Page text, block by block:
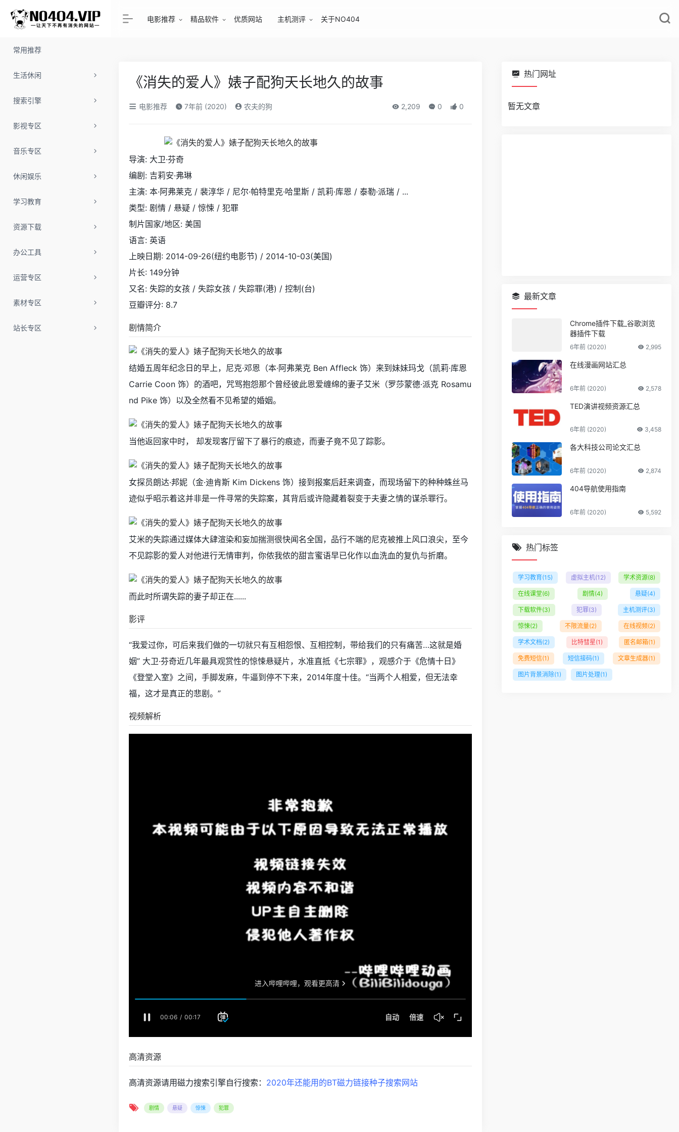
常用推荐
生活休闲
搜索引擎
影视专区
音乐专区
休闲娱乐
学习教育
资源下载
办公工具
运营专区
素材专区
站长专区
电影推荐 精品软件 优质网站 主机测评 关于NO404
《消失的爱人》婊子配狗天长地久的故事
电影推荐 7年前 (2020) 农夫的狗 2,209 0 0
导演: 大卫·芬奇
编剧: 吉莉安·弗琳
主演: 本·阿弗莱克 / 裴淳华 / 尼尔·帕特里克·哈里斯 / 凯莉·库恩 / 泰勒·派瑞 / ...
类型: 剧情 / 悬疑 / 惊悚 / 犯罪
制片国家/地区: 美国
语言: 英语
上映日期: 2014-09-26(纽约电影节) / 2014-10-03(美国)
片长: 149分钟
又名: 失踪的女孩 / 失踪女孩 / 失踪罪(港) / 控制(台)
豆瓣评分: 8.7
剧情简介
结婚五周年纪念日的早上，尼克·邓恩（本·阿弗莱克 Ben Affleck 饰）来到妹妹玛戈（凯莉·库恩
Carrie Coon 饰）的酒吧，咒骂抱怨那个曾经彼此恩爱缠绵的妻子艾米（罗莎蒙德·派克 Rosamu
nd Pike 饰）以及全然看不见希望的婚姻。
当他返回家中时， 却发现客厅留下了暴行的痕迹，而妻子竟不见了踪影。
女探员朗达·邦妮（金·迪肯斯 Kim Dickens 饰）接到报案后赶来调查，而现场留下的种种蛛丝马
迹似乎昭示着这并非是一件寻常的失踪案，其背后或许隐藏着裂变于夫妻之情的谋杀罪行。
艾米的失踪通过媒体大肆渲染和妄加揣测很快闻名全国，品行不端的尼克被推上风口浪尖，至今
不见踪影的爱人对他进行无情审判，你侬我侬的甜言蜜语早已化作以血洗血的复仇与折磨。
而此时所谓失踪的妻子却正在......
影评
“我爱过你，可后来我们做的一切就只有互相怨恨、互相控制，带给我们的只有痛苦…这就是婚
姻” 大卫·芬奇近几年最具观赏性的惊悚悬疑片，水准直抵《七宗罪》，观感介于《危情十日》
《登堂入室》之间，手脚发麻，牛逼到停不下来，2014年度十佳。“当两个人相爱，但无法幸
福，这才是真正的悲剧。”
视频解析
高清资源
高清资源请用磁力搜索引擎自行搜索： 2020年还能用的BT磁力链接种子搜索网站
剧情 悬疑 惊悚 犯罪
热门网址
暂无文章
最新文章
Chrome插件下载_谷歌浏览
器插件下载
6年前 (2020) 2,995
在线漫画网站汇总
6年前 (2020) 2,578
TED演讲视频资源汇总
6年前 (2020) 3,458
各大科技公司论文汇总
6年前 (2020) 2,874
404导航使用指南
6年前 (2020) 5,592
热门标签
学习教育(15) 虚拟主机(12) 学术资源(8)
在线课堂(6) 剧情(4) 悬疑(4)
下载软件(3) 犯罪(3) 主机测评(3)
惊悚(2) 不限流量(2) 在线视频(2)
学术文档(2) 比特彗星(1) 匿名邮箱(1)
免费短信(1) 短信接码(1) 文章生成器(1)
图片背景消除(1) 图片处理(1)